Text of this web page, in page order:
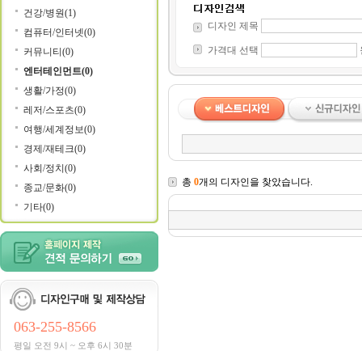
건강/병원(1)
컴퓨터/인터넷(0)
커뮤니티(0)
엔터테인먼트(0)
생활/가정(0)
레저/스포츠(0)
여행/세계정보(0)
경제/재테크(0)
사회/정치(0)
종교/문화(0)
기타(0)
063-255-8566
평일 오전 9시 ~ 오후 6시 30분
디자인 제목
가격대 선택
총 0개의 디자인을 찾았습니다.